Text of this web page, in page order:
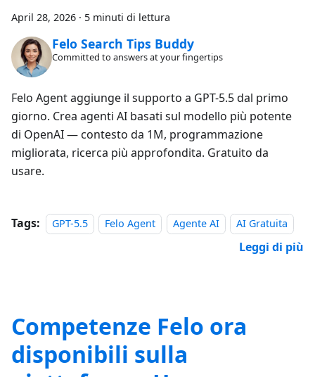
April 28, 2026 · 5 minuti di lettura
Felo Search Tips Buddy
Committed to answers at your fingertips
Felo Agent aggiunge il supporto a GPT-5.5 dal primo
giorno. Crea agenti AI basati sul modello più potente
di OpenAI — contesto da 1M, programmazione
migliorata, ricerca più approfondita. Gratuito da
usare.
Tags: GPT-5.5 Felo Agent Agente AI AI Gratuita
Leggi di più
Competenze Felo ora
disponibili sulla